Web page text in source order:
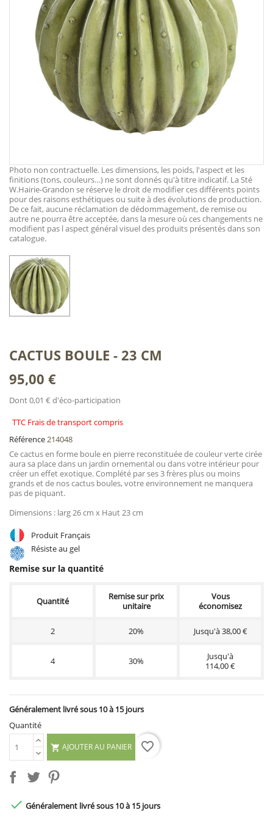
Photo non contractuelle. Les dimensions, les poids, l'aspect et les
finitions (tons, couleurs…) ne sont donnés qu'à titre indicatif. La Sté
W.Hairie-Grandon se réserve le droit de modifier ces différents points
pour des raisons esthétiques ou suite à des évolutions de production.
De ce fait, aucune réclamation de dédommagement, de remise ou
autre ne pourra être acceptée, dans la mesure où ces changements ne
modifient pas l aspect général visuel des produits présentés dans son
catalogue.
CACTUS BOULE - 23 CM
95,00 €
Dont 0,01 € d'éco-participation
TTC Frais de transport compris
Référence214048
Ce cactus en forme boule en pierre reconstituée de couleur verte cirée
aura sa place dans un jardin ornemental ou dans votre intérieur pour
créer un effet exotique. Complété par ses 3 frères plus ou moins
grands et de nos cactus boules, votre environnement ne manquera
pas de piquant.
Dimensions : larg 26 cm x Haut 23 cm
Produit Français
Résiste au gel
Remise sur la quantité
Quantité
Remise sur prix
unitaire
Vous
économisez
2 20% Jusqu'à 38,00 €
4 30%
Jusqu'à
114,00 €
Généralement livré sous 10 à 15 jours
Quantité
 AJOUTER AU PANIER favorite_border
 Généralement livré sous 10 à 15 jours